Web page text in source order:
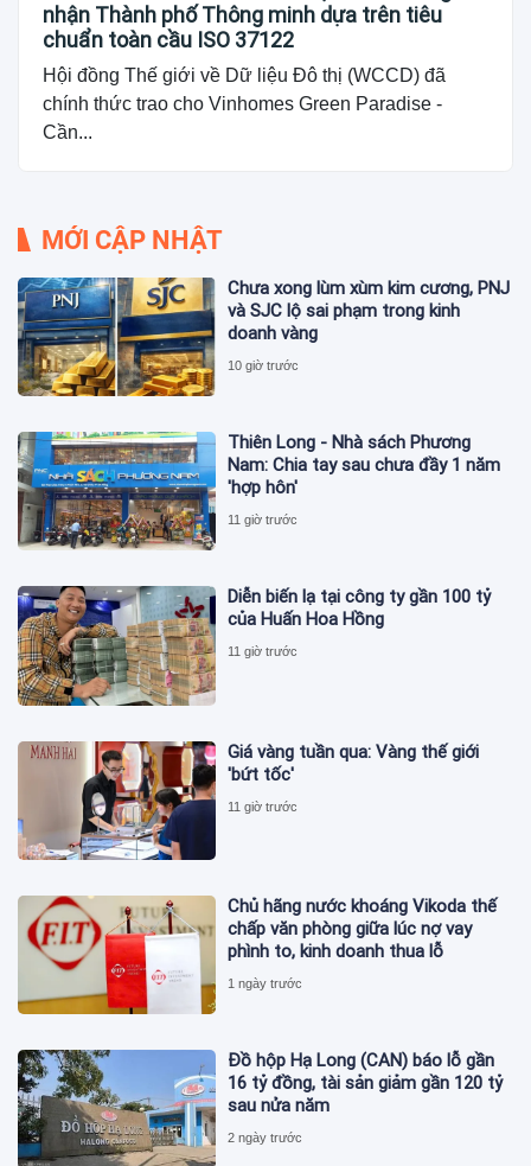
nhận Thành phố Thông minh dựa trên tiêu
chuẩn toàn cầu ISO 37122
Hội đồng Thế giới về Dữ liệu Đô thị (WCCD) đã
chính thức trao cho Vinhomes Green Paradise -
Cần...
MỚI CẬP NHẬT
Chưa xong lùm xùm kim cương, PNJ
và SJC lộ sai phạm trong kinh
doanh vàng
10 giờ trước
Thiên Long - Nhà sách Phương
Nam: Chia tay sau chưa đầy 1 năm
'hợp hôn'
11 giờ trước
Diễn biến lạ tại công ty gần 100 tỷ
của Huấn Hoa Hồng
11 giờ trước
Giá vàng tuần qua: Vàng thế giới
'bứt tốc'
11 giờ trước
Chủ hãng nước khoáng Vikoda thế
chấp văn phòng giữa lúc nợ vay
phình to, kinh doanh thua lỗ
1 ngày trước
Đồ hộp Hạ Long (CAN) báo lỗ gần
16 tỷ đồng, tài sản giảm gần 120 tỷ
sau nửa năm
2 ngày trước